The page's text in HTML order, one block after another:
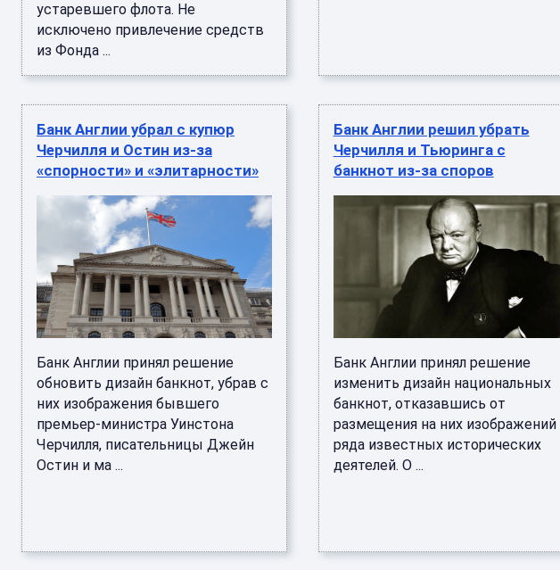
устаревшего флота. Не
исключено привлечение средств
из Фонда ...
Банк Англии убрал с купюр
Черчилля и Остин из-за
«спорности» и «элитарности»
Банк Англии принял решение
обновить дизайн банкнот, убрав с
них изображения бывшего
премьер-министра Уинстона
Черчилля, писательницы Джейн
Остин и ма ...
Банк Англии решил убрать
Черчилля и Тьюринга с
банкнот из-за споров
Банк Англии принял решение
изменить дизайн национальных
банкнот, отказавшись от
размещения на них изображений
ряда известных исторических
деятелей. О ...